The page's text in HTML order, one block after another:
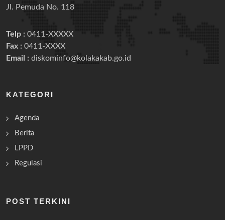
Jl. Pemuda No. 118
Telp : 0411-XXXXX
Fax : 0411-XXXX
Email : diskominfo@kolakakab.go.id
KATEGORI
Agenda
Berita
LPPD
Regulasi
POST TERKINI